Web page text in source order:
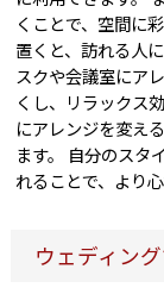
くことで、空間に
置くと、訪れる人
スクや会議室にア
くし、リラックス
にアレンジを変え
ます。 自分のスタ
れることで、より
ウェディン